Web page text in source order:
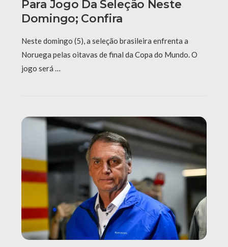
Para Jogo Da Seleção Neste
Domingo; Confira
Neste domingo (5), a seleção brasileira enfrenta a
Noruega pelas oitavas de final da Copa do Mundo. O
jogo será …